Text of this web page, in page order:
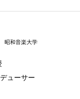
昭和音楽大学
ューサー